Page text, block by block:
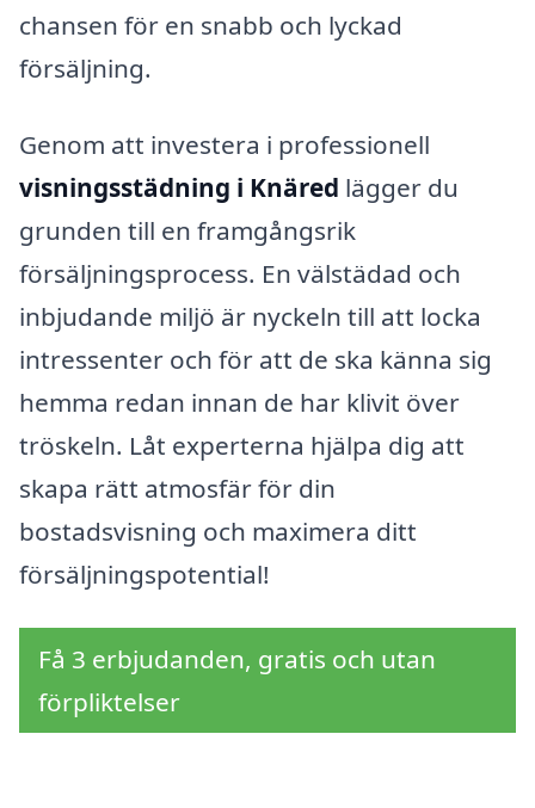
chansen för en snabb och lyckad
försäljning.
Genom att investera i professionell
visningsstädning i Knäred lägger du
grunden till en framgångsrik
försäljningsprocess. En välstädad och
inbjudande miljö är nyckeln till att locka
intressenter och för att de ska känna sig
hemma redan innan de har klivit över
tröskeln. Låt experterna hjälpa dig att
skapa rätt atmosfär för din
bostadsvisning och maximera ditt
försäljningspotential!
Få 3 erbjudanden, gratis och utan
förpliktelser